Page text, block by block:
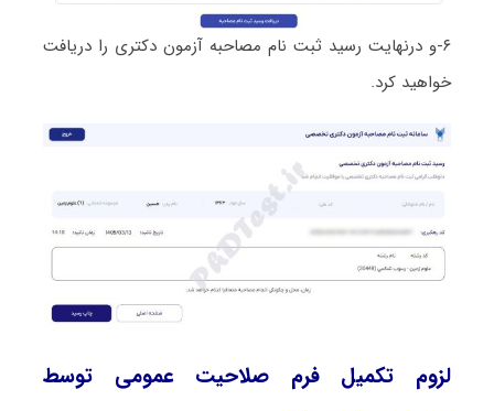
۶-و درنهایت رسید ثبت نام مصاحبه آزمون دکتری را دریافت
خواهید کرد.
لزوم تکمیل فرم صلاحیت عمومی توسط